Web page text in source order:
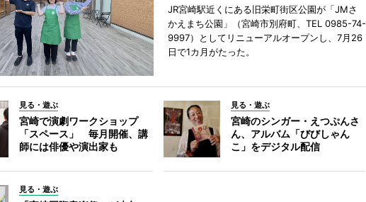
JR宮崎駅近くにある旧栄町街区公園が「JMさ
かえまち公園」（宮崎市別府町、TEL 0985-74-
9997）としてリニューアルオープンし、7月26
日で1カ月がたった。
見る・遊ぶ
宮崎で演劇ワークショップ
「スペース」 毎月開催、講
師には俳優や演出家も
見る・遊ぶ
宮崎のシンガー・えつぷんさ
ん、アルバム「びびしゃん
こ」をデジタル配信
見る・遊ぶ